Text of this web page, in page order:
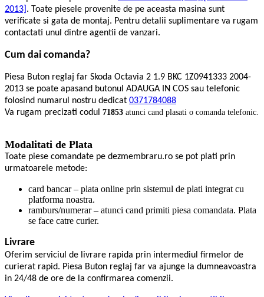
2013] . Toate piesele provenite de pe aceasta masina sunt
verificate si gata de montaj. Pentru detalii suplimentare va rugam
contactati unul dintre agentii de vanzari.
Cum dai comanda?
Piesa Buton reglaj far Skoda Octavia 2 1.9 BKC 1Z0941333 2004-
2013 se poate apasand butonul ADAUGA IN COS sau telefonic
folosind numarul nostru dedicat 0371784088
Va rugam precizati codul 71853 atunci cand plasati o comanda telefonic.
Modalitati de Plata
Toate piese comandate pe dezmembraru.ro se pot plati prin
urmatoarele metode:
card bancar – plata online prin sistemul de plati integrat cu
platforma noastra.
ramburs/numerar – atunci cand primiti piesa comandata. Plata
se face catre curier.
Livrare
Oferim serviciul de livrare rapida prin intermediul firmelor de
curierat rapid. Piesa Buton reglaj far va ajunge la dumneavoastra
in 24/48 de ore de la confirmarea comenzii.